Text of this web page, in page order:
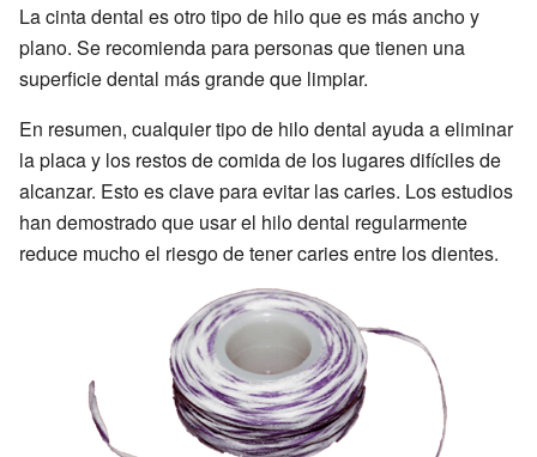
La cinta dental es otro tipo de hilo que es más ancho y
plano. Se recomienda para personas que tienen una
superficie dental más grande que limpiar.
En resumen, cualquier tipo de hilo dental ayuda a eliminar
la placa y los restos de comida de los lugares difíciles de
alcanzar. Esto es clave para evitar las caries. Los estudios
han demostrado que usar el hilo dental regularmente
reduce mucho el riesgo de tener caries entre los dientes.